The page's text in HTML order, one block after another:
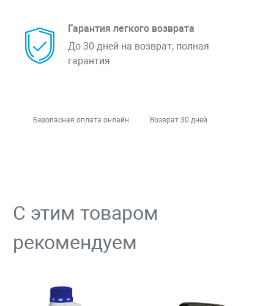
Гарантия легкого возврата
До 30 дней на возврат, полная
гарантия
Безопасная оплата онлайн Возврат 30 дней
С этим товаром
рекомендуем